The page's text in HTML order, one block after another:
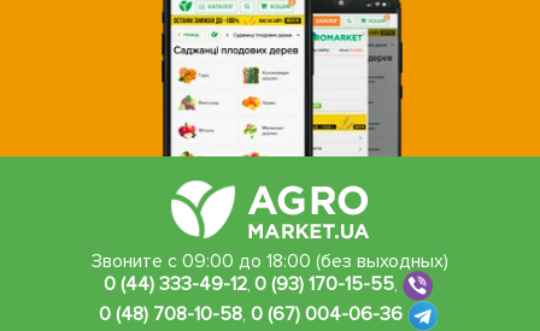
Звоните с 09:00 до 18:00 (без выходных)
0 (44) 333-49-12,0 (93) 170-15-55,
0 (48) 708-10-58, 0 (67) 004-06-36